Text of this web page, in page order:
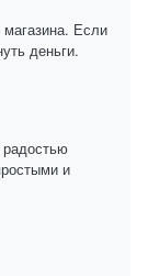
Если
деньги.
и